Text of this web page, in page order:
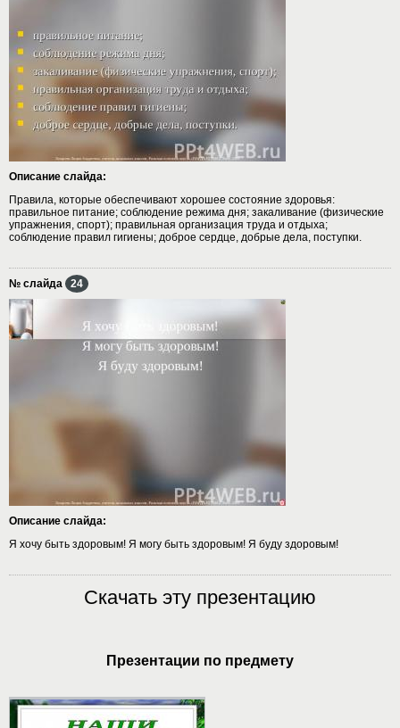
Описание слайда:
Правила, которые обеспечивают хорошее состояние здоровья:
правильное питание; соблюдение режима дня; закаливание (физические
упражнения, спорт); правильная организация труда и отдыха;
соблюдение правил гигиены; доброе сердце, добрые дела, поступки.
№ слайда 24
Описание слайда:
Я хочу быть здоровым! Я могу быть здоровым! Я буду здоровым!
Скачать эту презентацию
Презентации по предмету